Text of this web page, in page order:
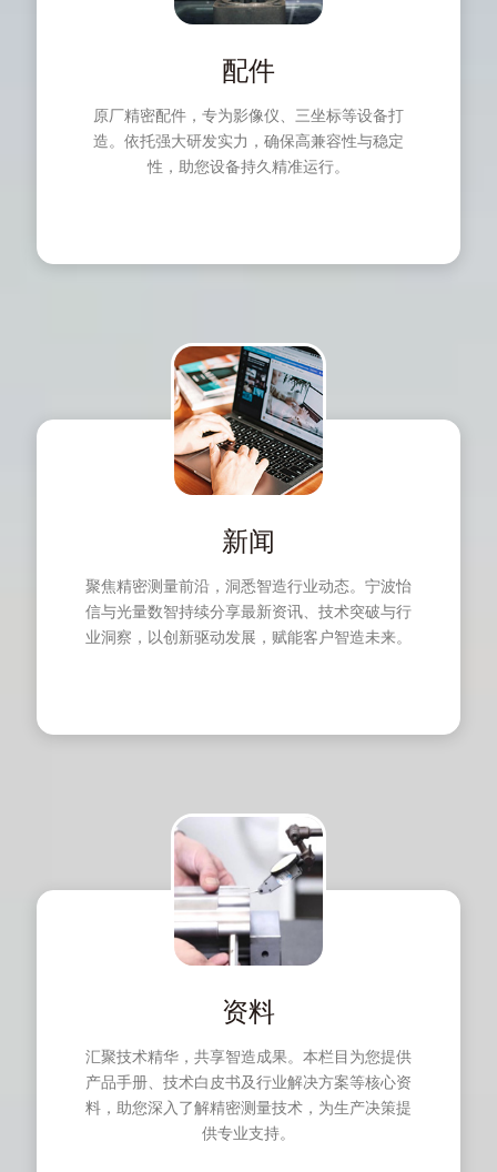
配件
原厂精密配件，专为影像仪、三坐标等设备打
造。依托强大研发实力，确保高兼容性与稳定
性，助您设备持久精准运行。
新闻
聚焦精密测量前沿，洞悉智造行业动态。宁波怡
信与光量数智持续分享最新资讯、技术突破与行
业洞察，以创新驱动发展，赋能客户智造未来。
资料
汇聚技术精华，共享智造成果。本栏目为您提供
产品手册、技术白皮书及行业解决方案等核心资
料，助您深入了解精密测量技术，为生产决策提
供专业支持。